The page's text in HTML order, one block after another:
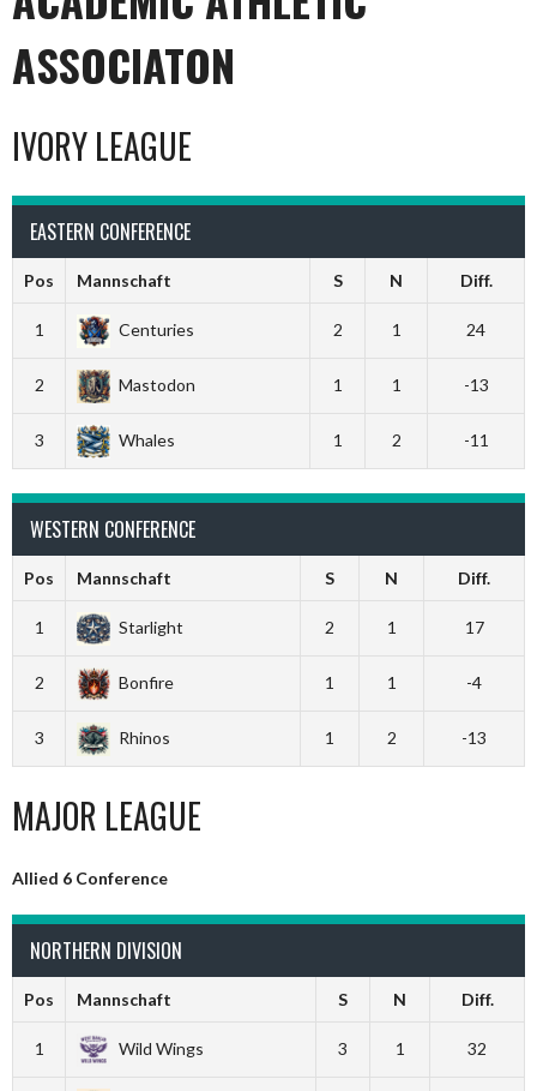
ASSOCIATON
IVORY LEAGUE
EASTERN CONFERENCE
Pos Mannschaft S N Diff.
1 Centuries 2 1 24
2 Mastodon 1 1 -13
3 Whales 1 2 -11
WESTERN CONFERENCE
Pos Mannschaft S N Diff.
1 Starlight 2 1 17
2 Bonfire 1 1 -4
3 Rhinos 1 2 -13
MAJOR LEAGUE
Allied 6 Conference
NORTHERN DIVISION
Pos Mannschaft S N Diff.
1 Wild Wings 3 1 32